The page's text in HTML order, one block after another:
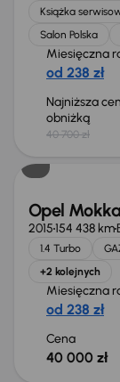
Książka
Salon Polska
Miesięczna
od 238 zł
Najniższa
obniżką
40 700 zł
Opel Mokka
2015154 438 km
1.4 Turbo
+2 kolejnych
Miesięczna
od 238 zł
Cena
40 000 zł